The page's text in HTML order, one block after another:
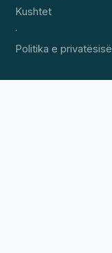
Kushtet
·
Politika e privatësisë